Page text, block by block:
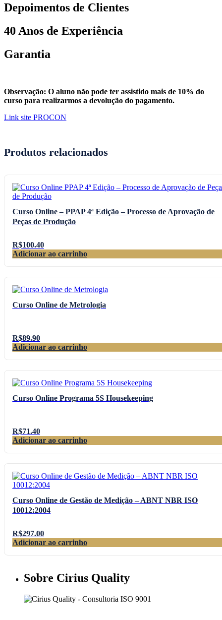
Depoimentos de Clientes
40 Anos de Experiência
Garantia
Observação: O aluno não pode ter assistido mais de 10% do
curso para realizarmos a devolução do pagamento.
Link site PROCON
Produtos relacionados
Curso Online – PPAP 4ª Edição – Processo de Aprovação de
Peças de Produção
R$100.40
Adicionar ao carrinho
Curso Online de Metrologia
R$89.90
Adicionar ao carrinho
Curso Online Programa 5S Housekeeping
R$71.40
Adicionar ao carrinho
Curso Online de Gestão de Medição – ABNT NBR ISO
10012:2004
R$297.00
Adicionar ao carrinho
Sobre Cirius Quality